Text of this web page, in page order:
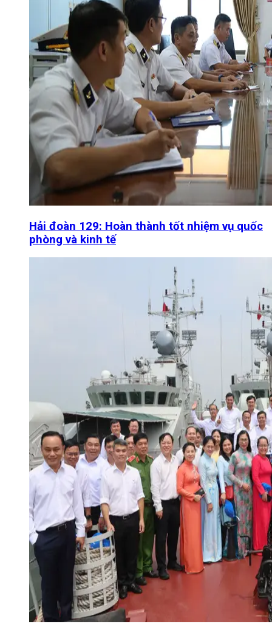
Hải đoàn 129: Hoàn thành tốt nhiệm vụ quốc
phòng và kinh tế